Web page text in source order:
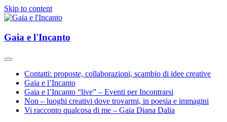
Skip to content
Gaia e l'Incanto
Gaia e l'Incanto
Contatti: proposte, collaborazioni, scambio di idee creative
Gaia e l’Incanto
Gaia e l’Incanto “live” – Eventi per Incontrarsi
Non – luoghi creativi dove trovarmi, in poesia e immagini
Vi racconto qualcosa di me – Gaia Diana Dalia